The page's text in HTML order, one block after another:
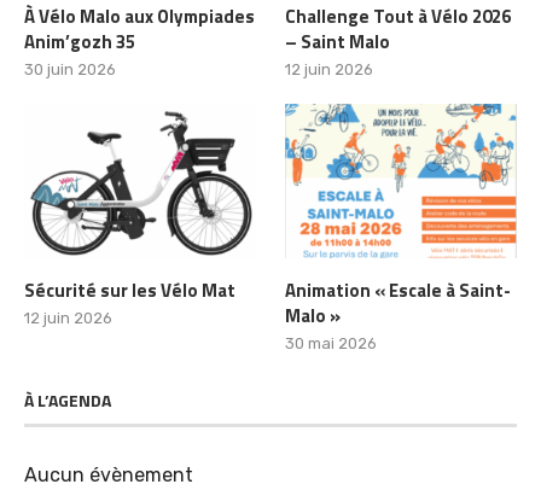
À Vélo Malo aux Olympiades
Anim’gozh 35
30 juin 2026
Challenge Tout à Vélo 2026
– Saint Malo
12 juin 2026
Sécurité sur les Vélo Mat
12 juin 2026
Animation « Escale à Saint-
Malo »
30 mai 2026
À L’AGENDA
Aucun évènement